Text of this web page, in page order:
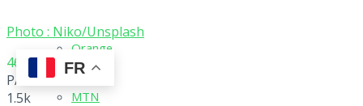
Orange
MTN
Photo : Niko/Unsplash
466
PARTAGES
1.5k
FR